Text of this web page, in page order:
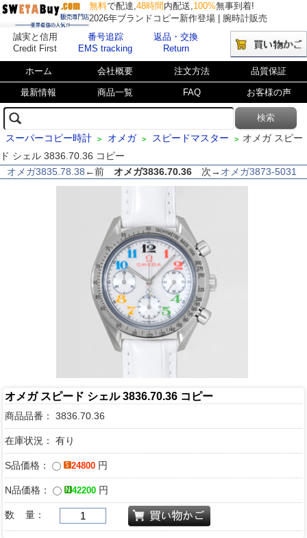
無料で配達,48時間 内配送,100%無事到着!
2026年ブランドコピー新作登場 | 腕時計販売
誠実と信用
Credit First
番号追踪
EMS tracking
返品・交換
Return
ホーム 会社概要 注文方法 品質保証
最新情報 商品一覧 FAQ お客様の声
スーパーコピー時計 > オメガ > スピードマスター > オメガ スピー
ド シェル 3836.70.36 コピー
オメガ3835.78.38 ←前 オメガ3836.70.36 次→ オメガ3873-5031
オメガ スピード シェル 3836.70.36 コピー
商品品番： 3836.70.36
在庫状況： 有り
S品価格： 24800 円
N品価格： 42200 円
数 量：